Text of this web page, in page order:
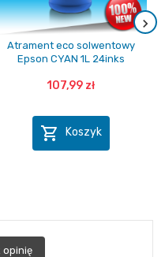
Atrament eco solwentowy
Epson CYAN 1L 24inks
107,99 zł
 Koszyk
opinię